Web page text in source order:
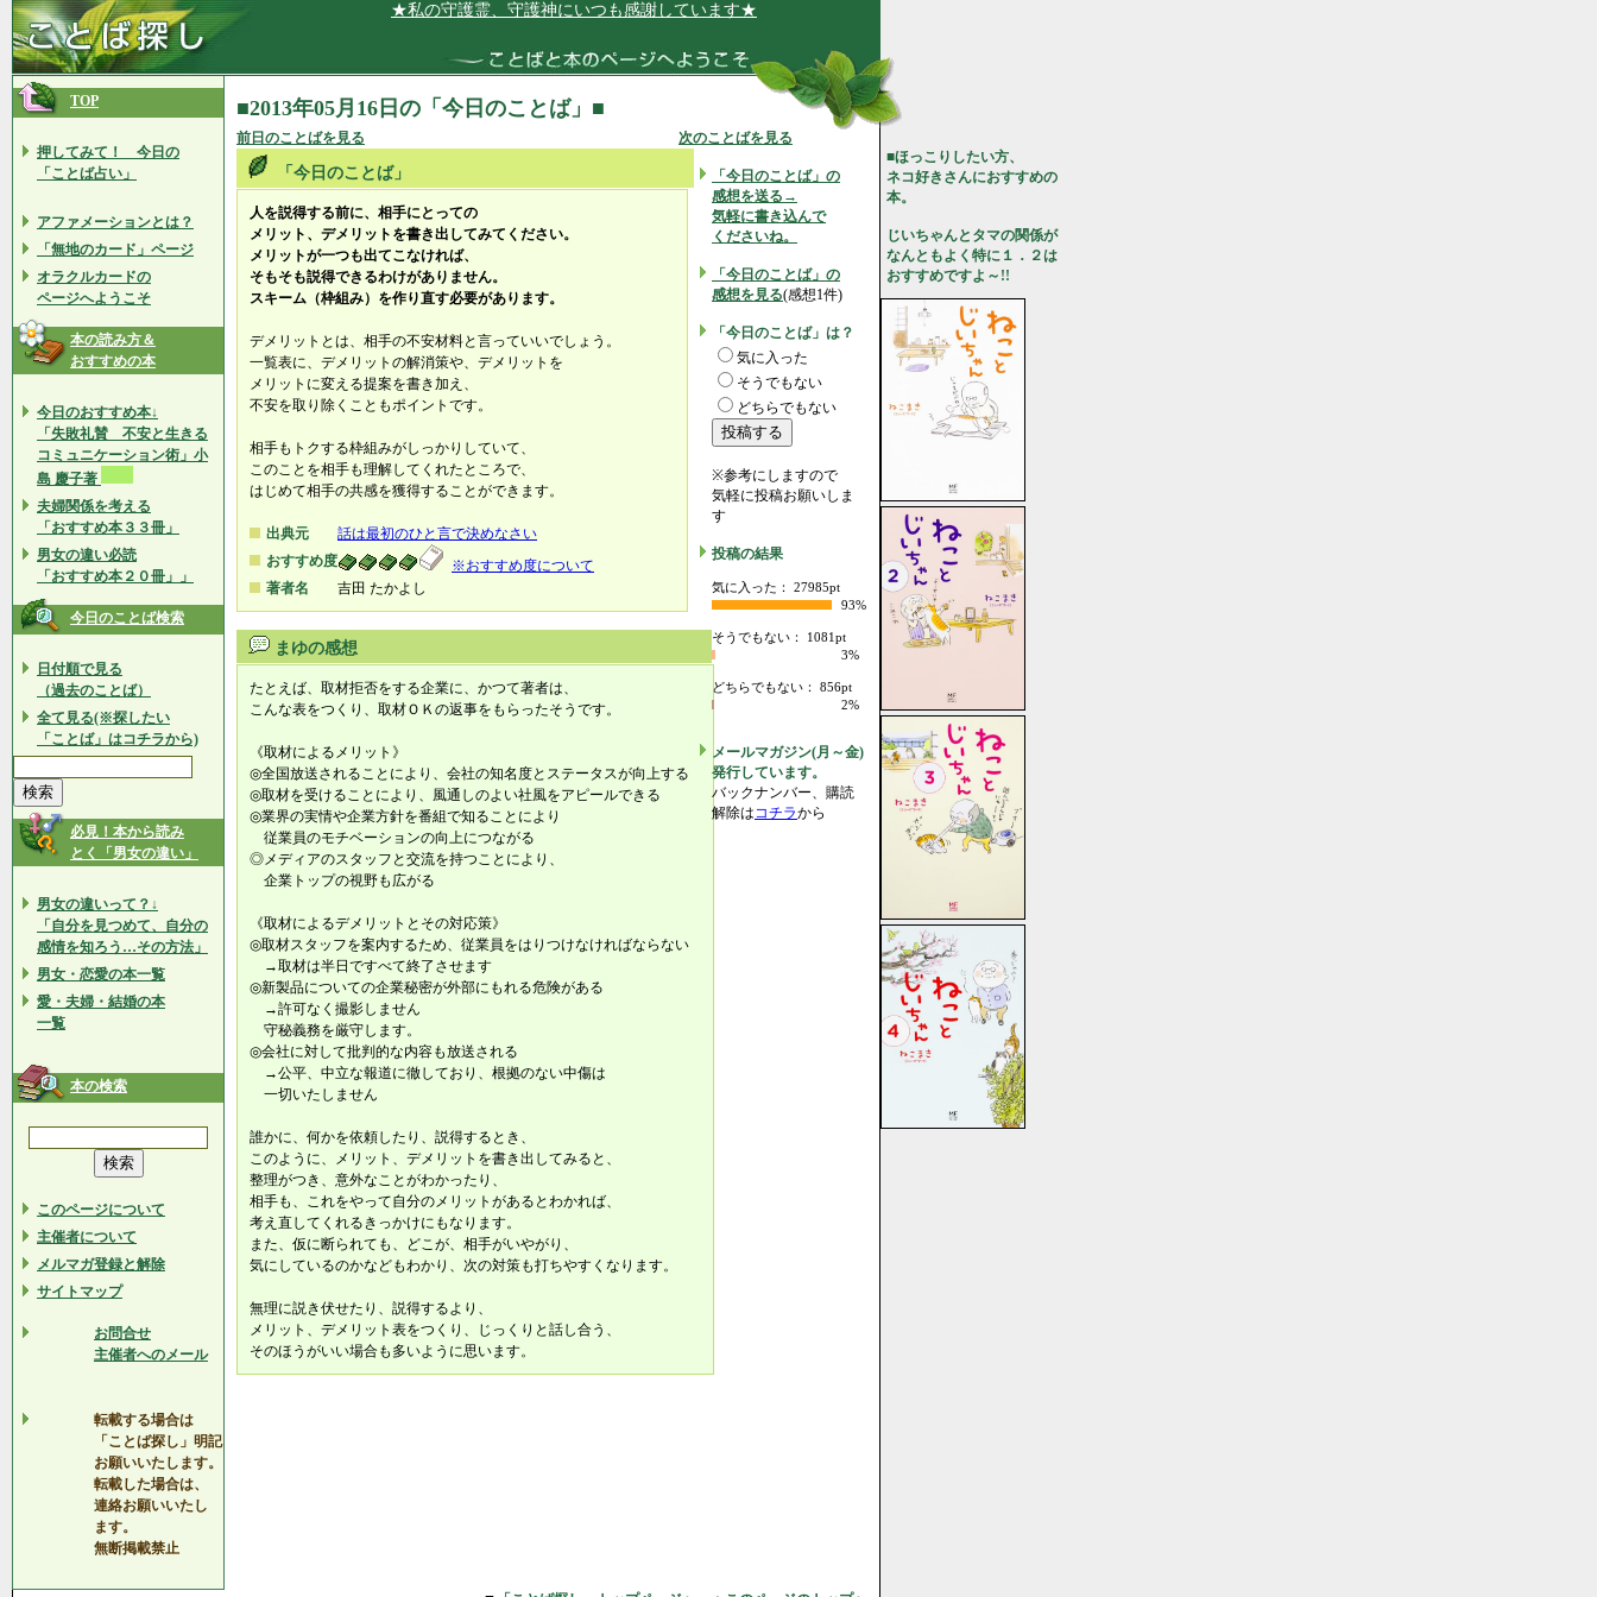
★私の守護霊、守護神にいつも感謝しています★
TOP
押してみて！ 今日の
「ことば占い」
アファメーションとは？
「無地のカード」ページ
オラクルカードの
ページへようこそ
本の読み方＆
おすすめの本
今日のおすすめ本↓
「失敗礼賛 不安と生きる
コミュニケーション術」小
島 慶子著
夫婦関係を考える
「おすすめ本３３冊」
男女の違い必読
「おすすめ本２０冊」」
今日のことば検索
日付順で見る
（過去のことば）
全て見る(※探したい
「ことば」はコチラから)
必見！本から読み
とく「男女の違い」
男女の違いって？↓
「自分を見つめて、自分の
感情を知ろう…その方法」
男女・恋愛の本一覧
愛・夫婦・結婚の本
一覧
本の検索
このページについて
主催者について
メルマガ登録と解除
サイトマップ
お問合せ
主催者へのメール
転載する場合は
「ことば探し」明記
お願いいたします。
転載した場合は、
連絡お願いいたし
ます。
無断掲載禁止
■2013年05月16日の「今日のことば」■
前日のことばを見る 次のことばを見る
「今日のことば」
人を説得する前に、相手にとっての
メリット、デメリットを書き出してみてください。
メリットが一つも出てこなければ、
そもそも説得できるわけがありません。
スキーム（枠組み）を作り直す必要があります。
デメリットとは、相手の不安材料と言っていいでしょう。
一覧表に、デメリットの解消策や、デメリットを
メリットに変える提案を書き加え、
不安を取り除くこともポイントです。
相手もトクする枠組みがしっかりしていて、
このことを相手も理解してくれたところで、
はじめて相手の共感を獲得することができます。
出典元
話は最初のひと言で決めなさい
おすすめ度
※おすすめ度について
著者名
吉田 たかよし
まゆの感想
たとえば、取材拒否をする企業に、かつて著者は、
こんな表をつくり、取材ＯＫの返事をもらったそうです。
《取材によるメリット》
◎全国放送されることにより、会社の知名度とステータスが向上する
◎取材を受けることにより、風通しのよい社風をアピールできる
◎業界の実情や企業方針を番組で知ることにより
従業員のモチベーションの向上につながる
◎メディアのスタッフと交流を持つことにより、
企業トップの視野も広がる
《取材によるデメリットとその対応策》
◎取材スタッフを案内するため、従業員をはりつけなければならない
→取材は半日ですべて終了させます
◎新製品についての企業秘密が外部にもれる危険がある
→許可なく撮影しません
守秘義務を厳守します。
◎会社に対して批判的な内容も放送される
→公平、中立な報道に徹しており、根拠のない中傷は
一切いたしません
誰かに、何かを依頼したり、説得するとき、
このように、メリット、デメリットを書き出してみると、
整理がつき、意外なことがわかったり、
相手も、これをやって自分のメリットがあるとわかれば、
考え直してくれるきっかけにもなります。
また、仮に断られても、どこが、相手がいやがり、
気にしているのかなどもわかり、次の対策も打ちやすくなります。
無理に説き伏せたり、説得するより、
メリット、デメリット表をつくり、じっくりと話し合う、
そのほうがいい場合も多いように思います。
「今日のことば」の
感想を送る→
気軽に書き込んで
くださいね。
「今日のことば」の
感想を見る(感想1件)
「今日のことば」は？
気に入った
そうでもない
どちらでもない
※参考にしますので
気軽に投稿お願いしま
す
投稿の結果
気に入った： 27985pt
93%
そうでもない： 1081pt
3%
どちらでもない： 856pt
2%
メールマガジン(月～金)
発行しています。
バックナンバー、購読
解除はコチラから
■ほっこりしたい方、
ネコ好きさんにおすすめの
本。
じいちゃんとタマの関係が
なんともよく特に１．２は
おすすめですよ～!!